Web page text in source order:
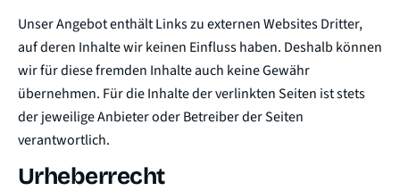
Unser Angebot enthält Links zu externen Websites Dritter,
auf deren Inhalte wir keinen Einfluss haben. Deshalb können
wir für diese fremden Inhalte auch keine Gewähr
übernehmen. Für die Inhalte der verlinkten Seiten ist stets
der jeweilige Anbieter oder Betreiber der Seiten
verantwortlich.
Urheberrecht